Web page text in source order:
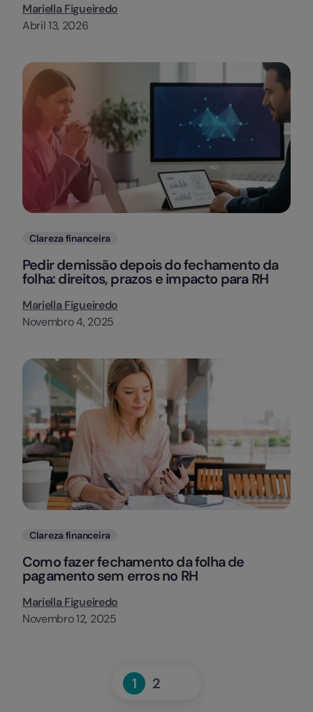
Mariella Figueiredo
Abril 13, 2026
Categorias
Clareza financeira
Pedir demissão depois do fechamento da
folha: direitos, prazos e impacto para RH
Mariella Figueiredo
Novembro 4, 2025
Categorias
Clareza financeira
Como fazer fechamento da folha de
pagamento sem erros no RH
Mariella Figueiredo
Novembro 12, 2025
Page
1 Page
2
Seguinte